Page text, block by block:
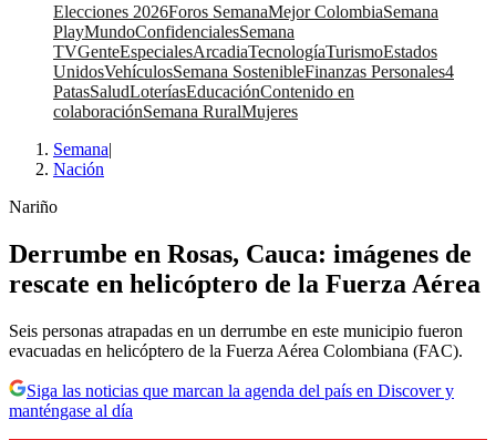
Elecciones 2026Foros SemanaMejor ColombiaSemana
PlayMundoConfidencialesSemana
TVGenteEspecialesArcadiaTecnologíaTurismoEstados
UnidosVehículosSemana SostenibleFinanzas Personales4
PatasSaludLoteríasEducaciónContenido en
colaboraciónSemana RuralMujeres
Semana|
Nación
Nariño
Derrumbe en Rosas, Cauca: imágenes de
rescate en helicóptero de la Fuerza Aérea
Seis personas atrapadas en un derrumbe en este municipio fueron
evacuadas en helicóptero de la Fuerza Aérea Colombiana (FAC).
Siga las noticias que marcan la agenda del país en Discover y
manténgase al día